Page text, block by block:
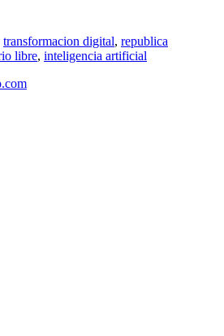
transformacion digital, republica
libre, inteligencia artificial